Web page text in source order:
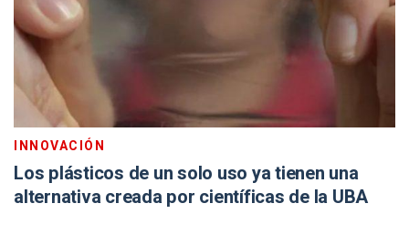
INNOVACIÓN
Los plásticos de un solo uso ya tienen una
alternativa creada por científicas de la UBA